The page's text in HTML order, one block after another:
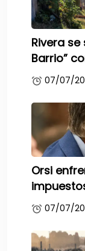
Rivera
Barrio”
07/07/
Orsi
07/07/